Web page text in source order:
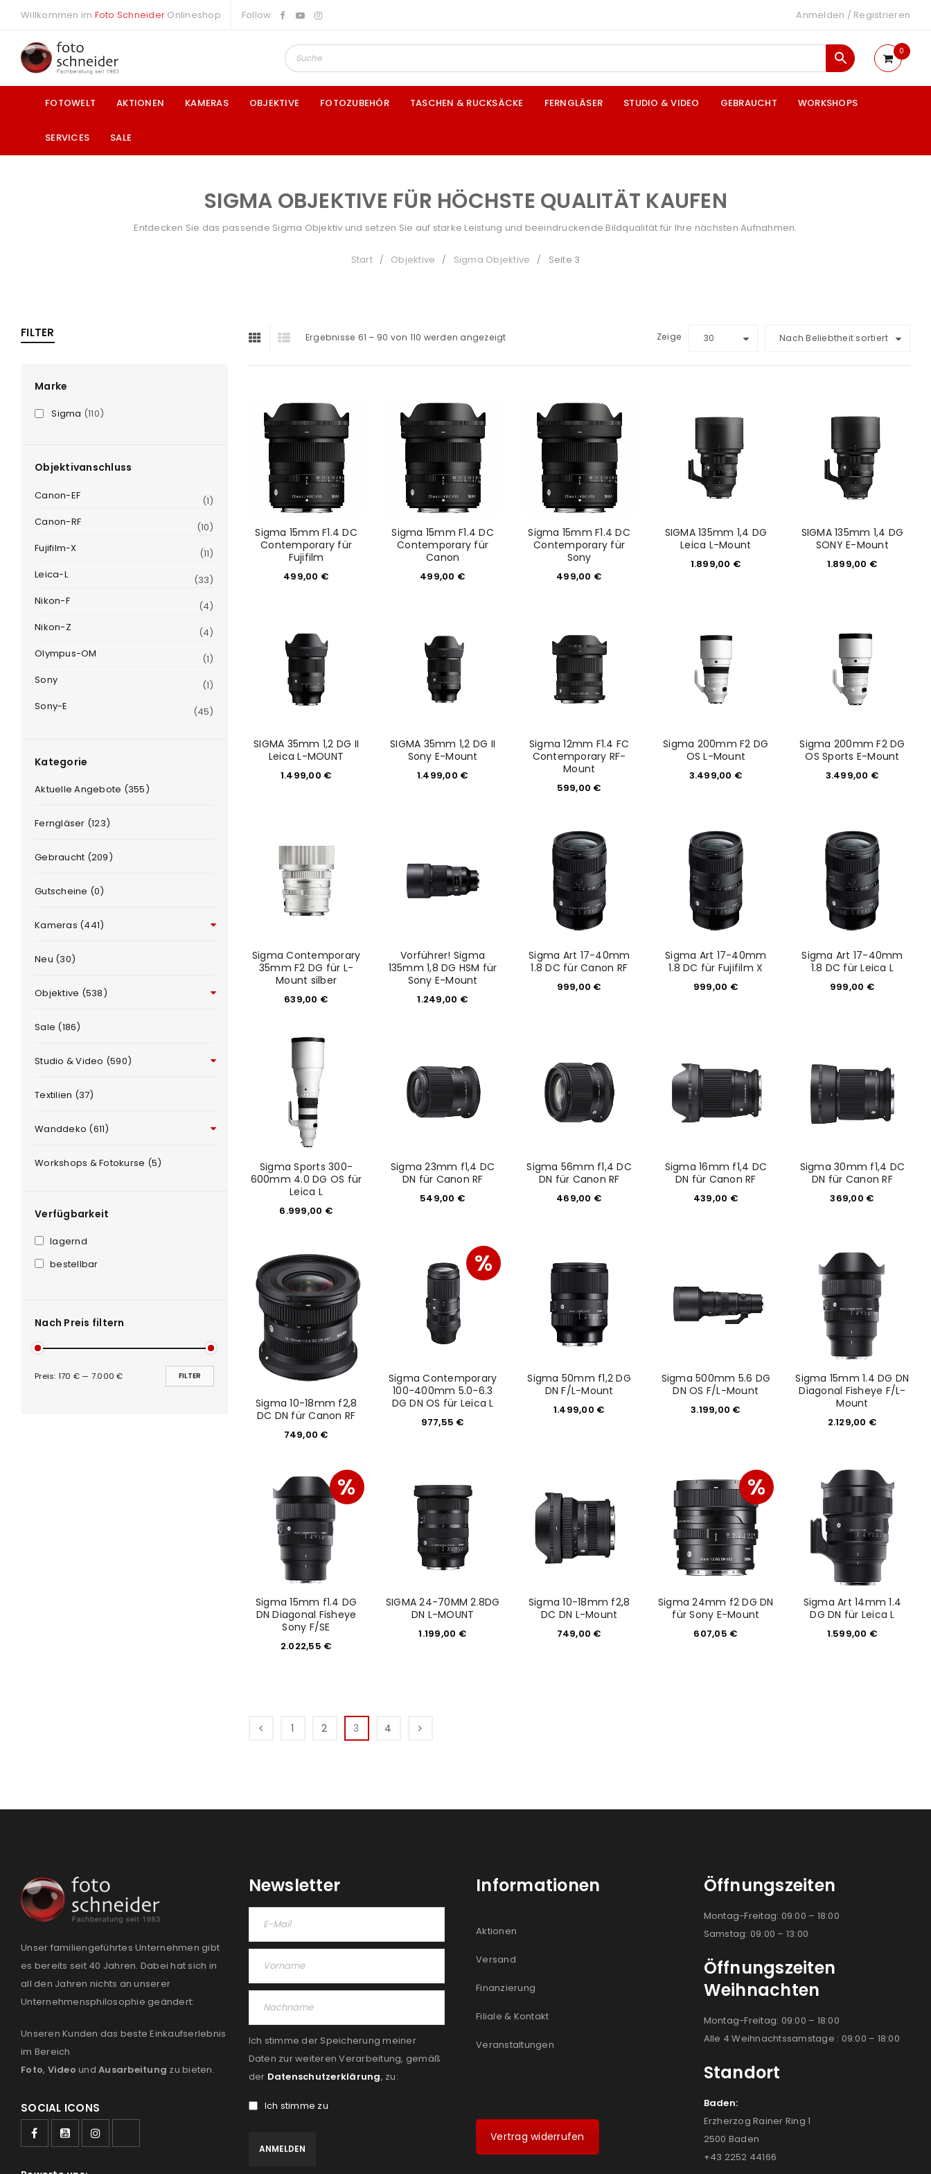
Benutzername oder E-Mail-Adresse
Angemeldet bleiben
REGISTRIEREN
E-Mail-Adresse*
Ein Link zum Erstellen eines neuen Passworts wird an deine E-
Mail-Adresse gesendet.
Please select all the ways you would like to hear from us
Ja, ich möchte ein Kundenkonto eröffnen und akzeptiere die
Datenschutzerklärung. *
REGISTRIEREN
Willkommen im Foto Schneider Onlineshop Follow: Anmelden / Registrieren
0
FOTOWELT AKTIONEN KAMERAS OBJEKTIVE FOTOZUBEHÖR TASCHEN & RUCKSÄCKE FERNGLÄSER STUDIO & VIDEO GEBRAUCHT WORKSHOPS
SERVICES SALE
SIGMA OBJEKTIVE FÜR HÖCHSTE QUALITÄT KAUFEN
Entdecken Sie das passende Sigma Objektiv und setzen Sie auf starke Leistung und beeindruckende Bildqualität für Ihre nächsten Aufnahmen.
Start / Objektive / Sigma Objektive / Seite 3
FILTER
Marke
Sigma (110)
Objektivanschluss
Canon-EF
(1)
Canon-RF
(10)
Fujifilm-X
(11)
Leica-L
(33)
Nikon-F
(4)
Nikon-Z
(4)
Olympus-OM
(1)
Sony
(1)
Sony-E
(45)
Kategorie
Aktuelle Angebote (355)
Ferngläser (123)
Gebraucht (209)
Gutscheine (0)
Kameras (441)
Neu (30)
Objektive (538)
Sale (186)
Studio & Video (590)
Textilien (37)
Wanddeko (611)
Workshops & Fotokurse (5)
Verfügbarkeit
lagernd
bestellbar
Nach Preis filtern
FILTER
Preis: 170 €— 7.000 €
Ergebnisse 61 – 90 von 110 werden angezeigt Nach Beliebtheit sortiert
Zeige 30
Sigma 15mm F1.4 DC
Contemporary für
Fujifilm
499,00 €
Sigma 15mm F1.4 DC
Contemporary für
Canon
499,00 €
Sigma 15mm F1.4 DC
Contemporary für
Sony
499,00 €
SIGMA 135mm 1,4 DG
Leica L-Mount
1.899,00 €
SIGMA 135mm 1,4 DG
SONY E-Mount
1.899,00 €
SIGMA 35mm 1,2 DG II
Leica L-MOUNT
1.499,00 €
SIGMA 35mm 1,2 DG II
Sony E-Mount
1.499,00 €
Sigma 12mm F1.4 FC
Contemporary RF-
Mount
599,00 €
Sigma 200mm F2 DG
OS L-Mount
3.499,00 €
Sigma 200mm F2 DG
OS Sports E-Mount
3.499,00 €
Sigma Contemporary
35mm F2 DG für L-
Mount silber
639,00 €
Vorführer! Sigma
135mm 1,8 DG HSM für
Sony E-Mount
1.249,00 €
Sigma Art 17-40mm
1.8 DC für Canon RF
999,00 €
Sigma Art 17-40mm
1.8 DC für Fujifilm X
999,00 €
Sigma Art 17-40mm
1.8 DC für Leica L
999,00 €
Sigma Sports 300-
600mm 4.0 DG OS für
Leica L
6.999,00 €
Sigma 23mm f1,4 DC
DN für Canon RF
549,00 €
Sigma 56mm f1,4 DC
DN für Canon RF
469,00 €
Sigma 16mm f1,4 DC
DN für Canon RF
439,00 €
Sigma 30mm f1,4 DC
DN für Canon RF
369,00 €
Sigma 10-18mm f2,8
DC DN für Canon RF
749,00 €
%
Sigma Contemporary
100-400mm 5.0-6.3
DG DN OS für Leica L
977,55 €
Sigma 50mm f1,2 DG
DN F/L-Mount
1.499,00 €
Sigma 500mm 5.6 DG
DN OS F/L-Mount
3.199,00 €
Sigma 15mm 1.4 DG DN
Diagonal Fisheye F/L-
Mount
2.129,00 €
%
Sigma 15mm f1.4 DG
DN Diagonal Fisheye
Sony F/SE
2.022,55 €
SIGMA 24-70MM 2.8DG
DN L-MOUNT
1.199,00 €
Sigma 10-18mm f2,8
DC DN L-Mount
749,00 €
%
Sigma 24mm f2 DG DN
für Sony E-Mount
607,05 €
Sigma Art 14mm 1.4
DG DN für Leica L
1.599,00 €
1 2 3 4
Unser familiengeführtes Unternehmen gibt
es bereits seit 40 Jahren. Dabei hat sich in
all den Jahren nichts an unserer
Unternehmensphilosophie geändert:
Unseren Kunden das beste Einkaufserlebnis
im Bereich
Foto, Video und Ausarbeitung zu bieten.
SOCIAL ICONS
Newsletter
Ich stimme der Speicherung meiner
Daten zur weiteren Verarbeitung, gemäß
der Datenschutzerklärung, zu:
Ich stimme zu
Informationen
Aktionen
Versand
Finanzierung
Filiale & Kontakt
Veranstaltungen
Vertrag widerrufen
Öffnungszeiten
Montag-Freitag: 09:00 – 18:00
Samstag: 09:00 – 13:00
Öffnungszeiten
Weihnachten
Montag-Freitag: 09:00 – 18:00
Alle 4 Weihnachtssamstage : 09:00 – 18:00
Standort
Baden:
Erzherzog Rainer Ring 1
2500 Baden
+43 2252 44166